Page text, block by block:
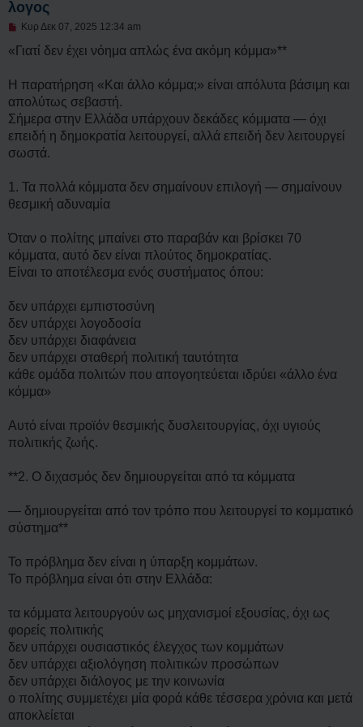
μ
ο
σ
ί
ε
η
λογος
Μ
α
γ
ω
σ
μ
έ
ν
η
ο
ε
υ
σ
η
Κυρ Δεκ 07, 2025 12:34 am
«Γιατί δεν έχει νόημα απλώς ένα ακόμη κόμμα»**
Η παρατήρηση «Και άλλο κόμμα;» είναι απόλυτα βάσιμη και
απολύτως σεβαστή.
Σήμερα στην Ελλάδα υπάρχουν δεκάδες κόμματα — όχι
επειδή η δημοκρατία λειτουργεί, αλλά επειδή δεν λειτουργεί
σωστά.
1. Τα πολλά κόμματα δεν σημαίνουν επιλογή — σημαίνουν
θεσμική αδυναμία
Όταν ο πολίτης μπαίνει στο παραβάν και βρίσκει 70
κόμματα, αυτό δεν είναι πλούτος δημοκρατίας.
Είναι το αποτέλεσμα ενός συστήματος όπου:
δεν υπάρχει εμπιστοσύνη
δεν υπάρχει λογοδοσία
δεν υπάρχει διαφάνεια
δεν υπάρχει σταθερή πολιτική ταυτότητα
κάθε ομάδα πολιτών που απογοητεύεται ιδρύει «άλλο ένα
κόμμα»
Αυτό είναι προϊόν θεσμικής δυσλειτουργίας, όχι υγιούς
πολιτικής ζωής.
**2. Ο διχασμός δεν δημιουργείται από τα κόμματα
— δημιουργείται από τον τρόπο που λειτουργεί το κομματικό
σύστημα**
Το πρόβλημα δεν είναι η ύπαρξη κομμάτων.
Το πρόβλημα είναι ότι στην Ελλάδα:
τα κόμματα λειτουργούν ως μηχανισμοί εξουσίας, όχι ως
φορείς πολιτικής
δεν υπάρχει ουσιαστικός έλεγχος των κομμάτων
δεν υπάρχει αξιολόγηση πολιτικών προσώπων
δεν υπάρχει διάλογος με την κοινωνία
ο πολίτης συμμετέχει μία φορά κάθε τέσσερα χρόνια και μετά
αποκλείεται